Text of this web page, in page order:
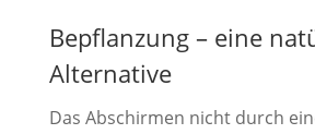
Bepflanzung – eine
Alternative
Das Abschirmen nicht durch